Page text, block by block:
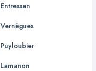
Entressen
Vernègues
Puyloubier
Lamanon